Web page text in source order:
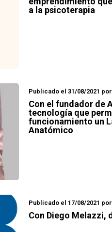
a la psicoterapia
Publicado el 31/08/2021 por
Con el fundador de
tecnología que
funcionamiento un
Anatómico
Publicado el 17/08/2021 por
Con Diego Melazzi,